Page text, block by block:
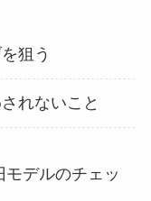
狙う
れないこと
デルのチェッ